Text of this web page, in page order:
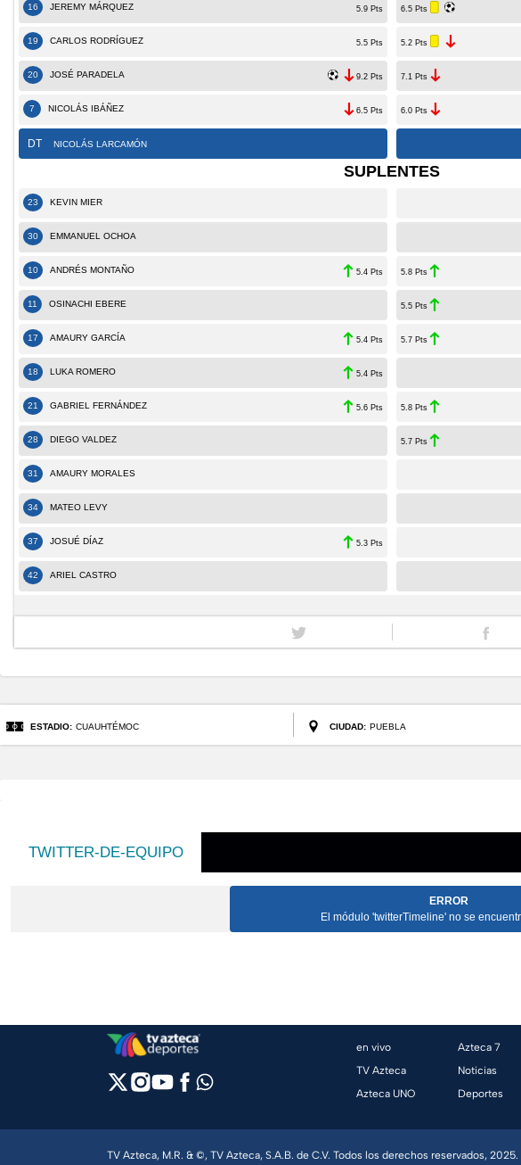
16 JEREMY MÁRQUEZ 5.9 Pts
19 CARLOS RODRÍGUEZ 5.5 Pts
20 JOSÉ PARADELA 9.2 Pts
7 NICOLÁS IBÁÑEZ 6.5 Pts
DT NICOLÁS LARCAMÓN
6.5 Pts
5.2 Pts
7.1 Pts
6.0 Pts
SUPLENTES
23 KEVIN MIER
30 EMMANUEL OCHOA
10 ANDRÉS MONTAÑO 5.4 Pts
11 OSINACHI EBERE
17 AMAURY GARCÍA 5.4 Pts
18 LUKA ROMERO 5.4 Pts
21 GABRIEL FERNÁNDEZ 5.6 Pts
28 DIEGO VALDEZ
31 AMAURY MORALES
34 MATEO LEVY
37 JOSUÉ DÍAZ 5.3 Pts
42 ARIEL CASTRO
5.8 Pts
5.5 Pts
5.7 Pts
5.8 Pts
5.7 Pts
ESTADIO: CUAUHTÉMOC CIUDAD: PUEBLA
TWITTER-DE-EQUIPO
ERROR
El módulo 'twitterTimeline' no se
en vivo
TV Azteca
Azteca UNO
Azteca 7
Noticias
Deportes
TV Azteca, M.R. & ©, TV Azteca, S.A.B. de C.V. Todos los derechos reservados, 2025.